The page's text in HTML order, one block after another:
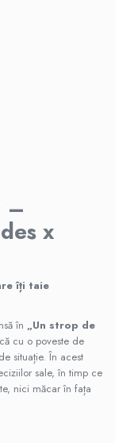
–
x
îți taie
în „Un strop de
cu o poveste de
situație. În acest
sale, în timp ce
nici măcar în fața